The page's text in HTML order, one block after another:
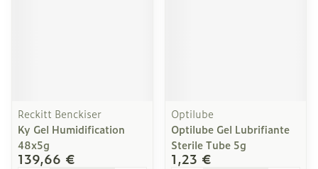
Reckitt Benckiser
Ky Gel Humidification
48x5g
139,66 €
Optilube
Optilube Gel Lubrifiante
Sterile Tube 5g
1,23 €